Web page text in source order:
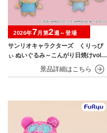
サンリオキャラクターズ くりっぴ
ぃ ぬいぐるみ～こんがり日焼けvol.1
2026年7月第2週～登場